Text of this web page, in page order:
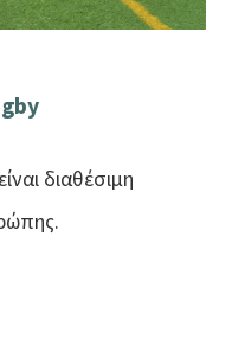
διαθέσιμη